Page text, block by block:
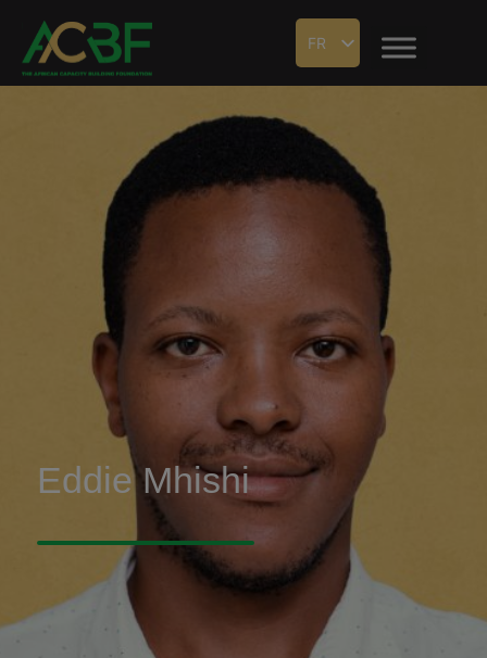
FR
Eddie Mhishi